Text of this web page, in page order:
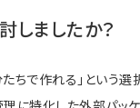
しましたか？
ちで作れる」という